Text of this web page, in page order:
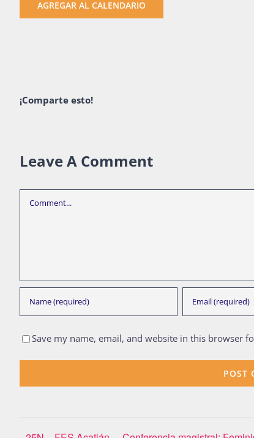
AGREGAR AL CALENDARIO
¡Comparte esto!
Leave A Comment
Comment
Save my name, email, and website in this browser